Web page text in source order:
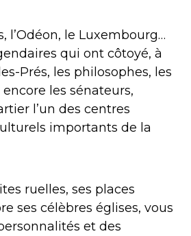
l’Odéon, le Luxembourg…
qui ont côtoyé, à
Prés, les philosophes, les
les sénateurs,
l’un des centres
importants de la
ruelles, ses places
ses célèbres églises, vous
et des